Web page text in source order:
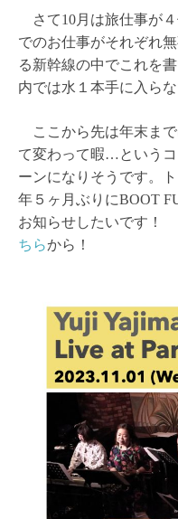
さて10月は旅仕事が
でのお仕事がそれぞれ
る新幹線の中でこれを
内では水１本手に入らな
ここから先は年末ま
て変わって暇…という
ーンになりそうです。
年５ヶ月ぶりにBOOT
お知らせしたいです！
ちらから！